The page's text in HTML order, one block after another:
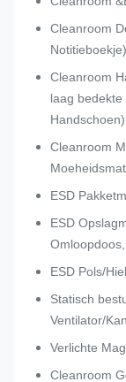
Cleanroom
Notitieboekje),
Cleanroom
laag
Handschoen)
Cleanroom
ESD
ESD
ESD Pols/
Statisch
Ventilator/
Verlichte
Cleanroom